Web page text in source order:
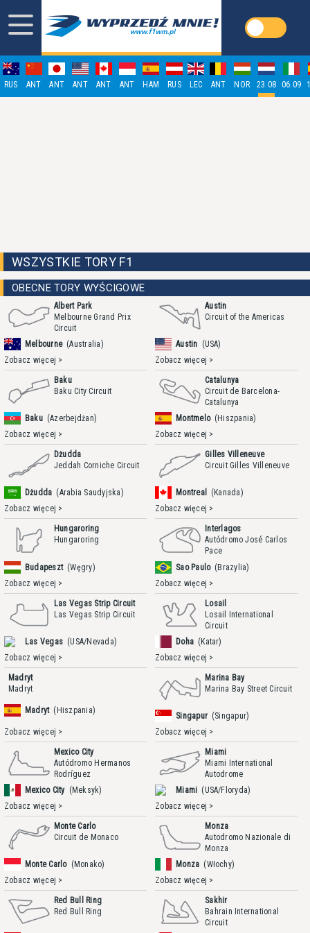
RUS ANT ANT ANT ANT ANT HAM RUS LEC ANT NOR 23.08 06.09
WSZYSTKIE TORY F1
OBECNE TORY WYŚCIGOWE
Albert Park
Melbourne Grand Prix
Circuit
Melbourne (Australia)
Zobacz więcej >
Austin
Circuit of the Americas
Austin (USA)
Zobacz więcej >
Baku
Baku City Circuit
Baku (Azerbejdżan)
Zobacz więcej >
Catalunya
Circuit de Barcelona-
Catalunya
Montmelo (Hiszpania)
Zobacz więcej >
Dżudda
Jeddah Corniche Circuit
Dżudda (Arabia Saudyjska)
Zobacz więcej >
Gilles Villeneuve
Circuit Gilles Villeneuve
Montreal
(Kanada)
Zobacz więcej >
Hungaroring
Hungaroring
Budapeszt (Węgry)
Zobacz więcej >
Interlagos
Autódromo José Carlos
Pace
Sao Paulo (Brazylia)
Zobacz więcej >
Las Vegas Strip Circuit
Las Vegas Strip Circuit
Las Vegas (USA/Nevada)
Zobacz więcej >
Losail
Losail International
Circuit
Doha (Katar)
Zobacz więcej >
Madryt
Madryt
Madryt (Hiszpania)
Zobacz więcej >
Marina Bay
Marina Bay Street Circuit
Singapur (Singapur)
Zobacz więcej >
Mexico City
Autódromo Hermanos
Rodríguez
Mexico City (Meksyk)
Zobacz więcej >
Miami
Miami International
Autodrome
Miami (USA/Floryda)
Zobacz więcej >
Monte Carlo
Circuit de Monaco
Monte Carlo (Monako)
Zobacz więcej >
Monza
Autodromo Nazionale di
Monza
Monza (Włochy)
Zobacz więcej >
Red Bull Ring
Red Bull Ring
Sakhir
Bahrain International
Circuit